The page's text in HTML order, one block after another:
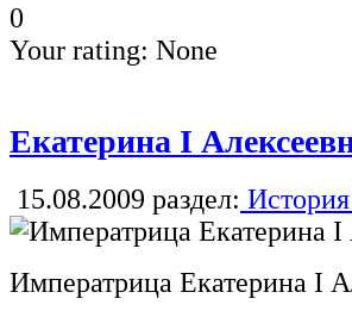
0
Your rating: None
Екатерина I
15.08.2009 раздел:
Императрица Екатерина I